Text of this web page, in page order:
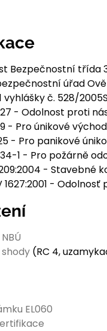
Bezpečnostní třída
úřad
vyhlášky č. 528/
- Odolnost proti
- Pro únikové
- Pro panikové
1 - Pro požárně
-
1627:2001 -
(RC 4,
EL060